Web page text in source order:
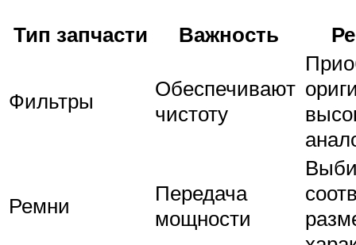
Тип запчасти
Важность
Фильтры
Обеспечивают
чистоту
Ремни
Передача
мощности